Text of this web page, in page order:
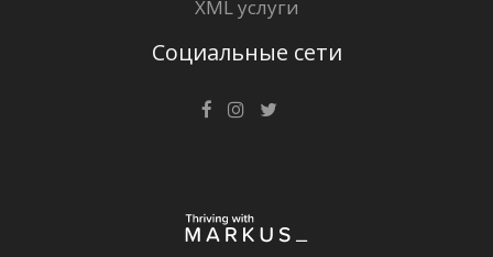
XML услуги
Социальные сети